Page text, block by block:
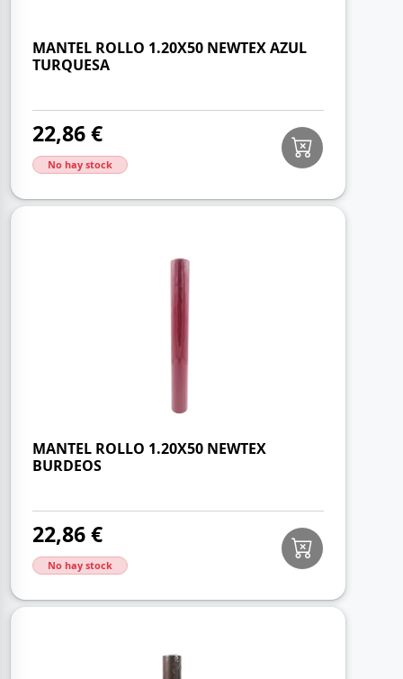
MANTEL ROLLO 1.20X50 NEWTEX AZUL
TURQUESA
22,86 €
No hay stock
MANTEL ROLLO 1.20X50 NEWTEX
BURDEOS
22,86 €
No hay stock